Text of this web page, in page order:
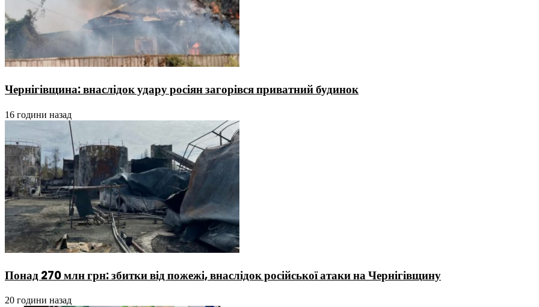
Чернігівщина: внаслідок удару росіян загорівся приватний будинок
16 години назад
Понад 270 млн грн: збитки від пожежі, внаслідок російської атаки на Чернігівщину
20 години назад